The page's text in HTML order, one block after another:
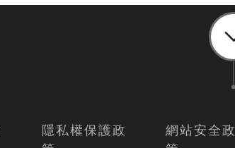
隱私權保護政
網站安全政